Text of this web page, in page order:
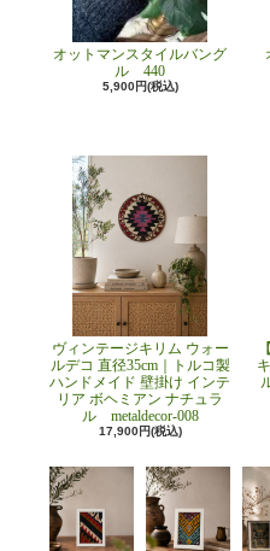
オットマンスタイルバング
ル 440
5,900円(税込)
ヴィンテージキリム ウォー
ルデコ 直径35cm｜トルコ製
ハンドメイド 壁掛け インテ
リア ボヘミアン ナチュラ
ル metaldecor-008
17,900円(税込)